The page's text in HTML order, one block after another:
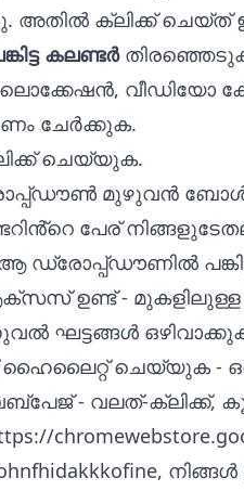
അതിൽ ക്ലിക്ക്
കലണ്ടർ
വീഡിയോ
ചേർക്കുക.
ചെയ്യുക.
മുഴുവൻ
പേര്
ഡ്രോപ്പ്‌ഡൗണിൽ
ഉണ്ട് - മുകളിലുള്ള
ഘട്ടങ്ങൾ
ഹൈലൈറ്റ് ചെയ്യുക -
- വലത്-ക്ലിക്ക്,
,